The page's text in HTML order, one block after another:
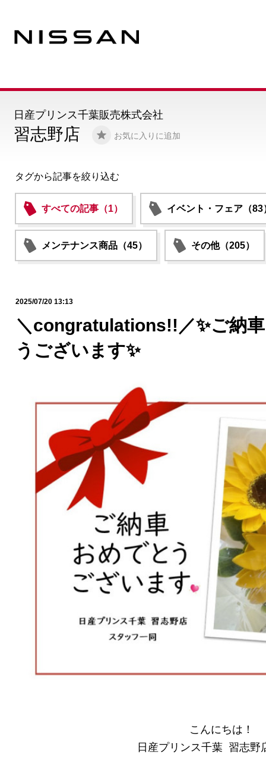
習志野店 お気に入りに追加
日産プリンス千葉販売株式会社
タグから記事を絞り込む
すべての記事（1） イベント・フェア（83
メンテナンス商品（45） その他（205）
2025/07/20 13:13
＼congratulations!!／✨ご納
うございます✨
こんにちは！
日産プリンス千葉 習志野